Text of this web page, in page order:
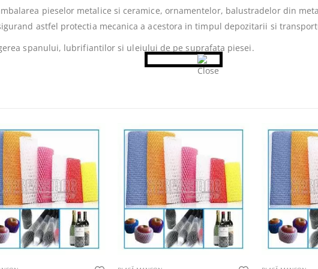
pieselor metalice si ceramice, ornamentelor, balustradelor din
astfel protectia mecanica a acestora in timpul depozitarii si
spanului, lubrifiantilor si uleiului de pe suprafata piesei.